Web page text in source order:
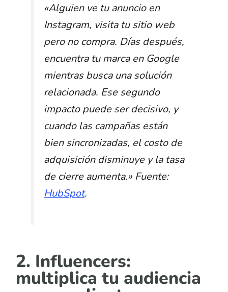
«Alguien ve tu anuncio en
Instagram, visita tu sitio web
pero no compra. Días después,
encuentra tu marca en Google
mientras busca una solución
relacionada. Ese segundo
impacto puede ser decisivo, y
cuando las campañas están
bien sincronizadas, el costo de
adquisición disminuye y la tasa
de cierre aumenta.» Fuente:
HubSpot.
2. Influencers:
multiplica tu audiencia